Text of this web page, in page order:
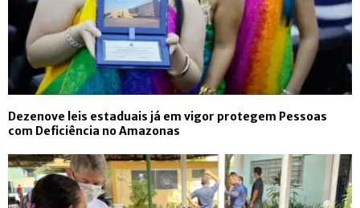
Dezenove leis estaduais já em vigor protegem Pessoas
com Deficiência no Amazonas